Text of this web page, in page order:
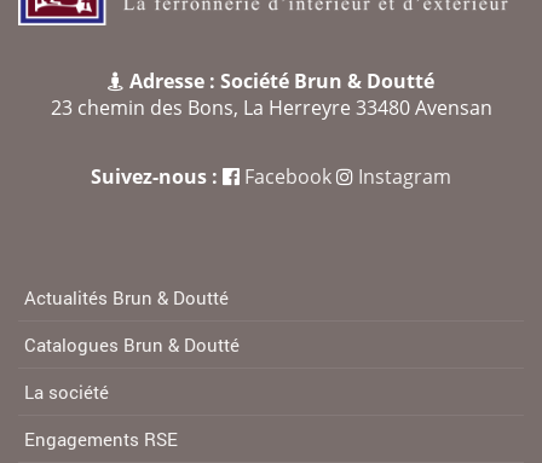
Adresse : Société Brun & Doutté
23 chemin des Bons, La Herreyre 33480 Avensan
Suivez-nous : Facebook Instagram
Actualités Brun & Doutté
Catalogues Brun & Doutté
La société
Engagements RSE